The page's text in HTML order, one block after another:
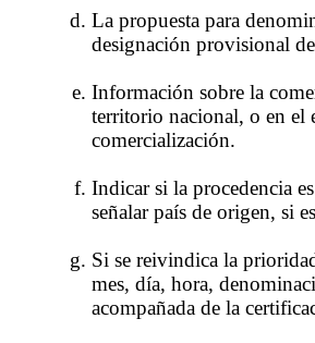
La propuesta para
designación provisional
Información sobre la
territorio nacional, o en el
comercialización.
Indicar si la procedencia
señalar país de origen, si
Si se reivindica la
mes, día, hora,
acompañada de la